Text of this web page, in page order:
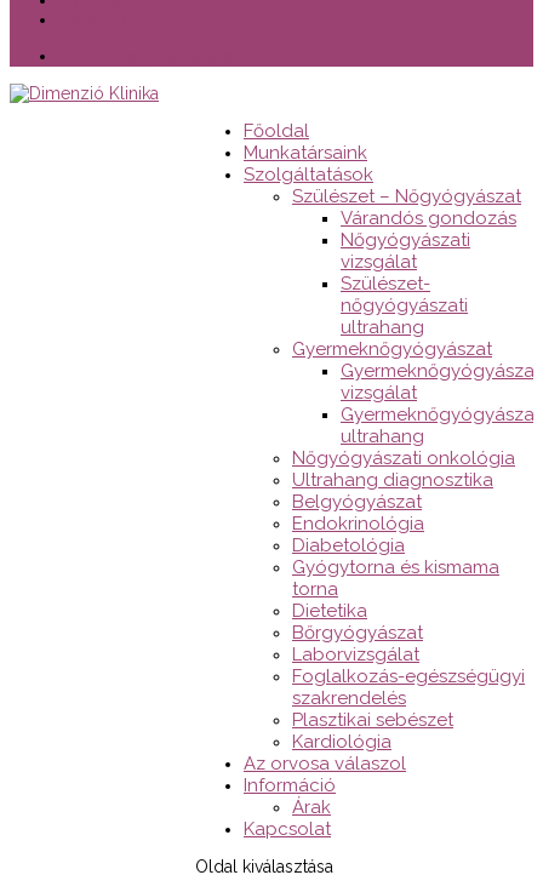
Főoldal
Munkatársaink
Szolgáltatások
Szülészet – Nőgyógyászat
Várandós gondozás
Nőgyógyászati
vizsgálat
Szülészet-
nőgyógyászati
ultrahang
Gyermeknőgyógyászat
Gyermeknőgyógyászati
vizsgálat
Gyermeknőgyógyászati
ultrahang
Nőgyógyászati onkológia
Ultrahang diagnosztika
Belgyógyászat
Endokrinológia
Diabetológia
Gyógytorna és kismama
torna
Dietetika
Bőrgyógyászat
Laborvizsgálat
Foglalkozás-egészségügyi
szakrendelés
Plasztikai sebészet
Kardiológia
Az orvosa válaszol
Információ
Árak
Kapcsolat
Oldal kiválasztása